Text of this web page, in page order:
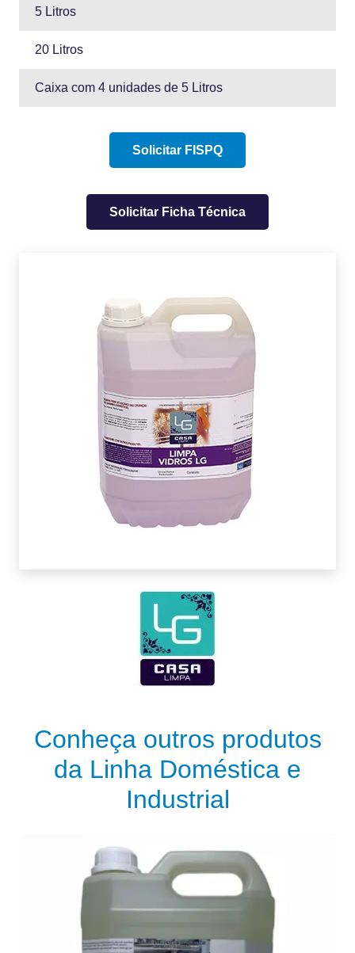
5 Litros
20 Litros
Caixa com 4 unidades de 5 Litros
Solicitar FISPQ
Solicitar Ficha Técnica
Conheça outros produtos
da Linha Doméstica e
Industrial